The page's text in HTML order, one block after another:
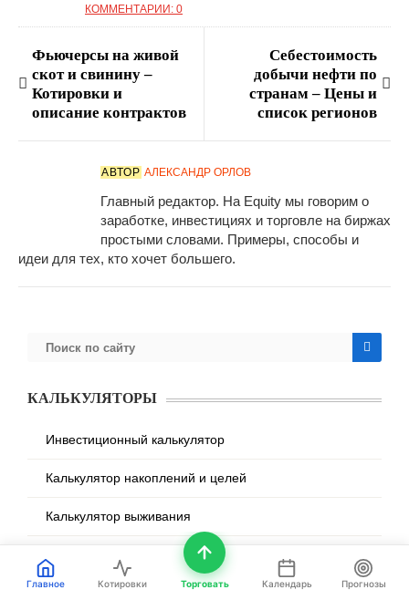
КОММЕНТАРИИ: 0
Фьючерсы на живой
скот и свинину –
Котировки и
описание контрактов
Себестоимость
добычи нефти по
странам – Цены и
список регионов
АВТОР АЛЕКСАНДР ОРЛОВ
Главный редактор. На Equity мы говорим о
заработке, инвестициях и торговле на биржах
простыми словами. Примеры, способы и
идеи для тех, кто хочет большего.
КАЛЬКУЛЯТОРЫ
Инвестиционный калькулятор
Калькулятор накоплений и целей
Калькулятор выживания
Калькулятор стоимости рабочего часа
Калькулятор вкладов
Главное Котировки Торговать Календарь Прогнозы